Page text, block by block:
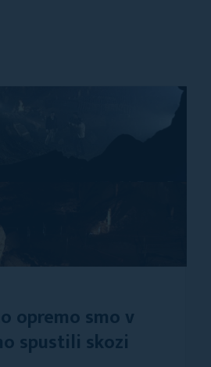
opremo smo v
spustili skozi